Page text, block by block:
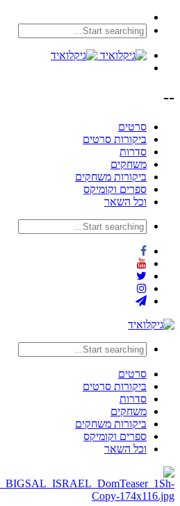
--
סרטים
ביקורות סרטים
סדרות
משחקים
ביקורות משחקים
ספרים וקומיקס
וכל השאר
סרטים
ביקורות סרטים
סדרות
משחקים
ביקורות משחקים
ספרים וקומיקס
וכל השאר